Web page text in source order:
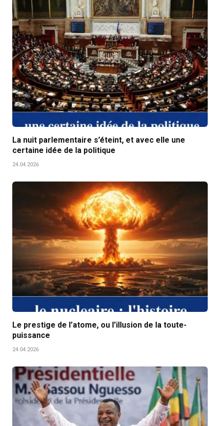
La nuit parlementaire s’éteint, et avec elle une
certaine idée de la politique
24.04.2026
Le prestige de l’atome, ou l’illusion de la toute-
puissance
24.04.2026